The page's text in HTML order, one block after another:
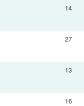
14
27
13
16